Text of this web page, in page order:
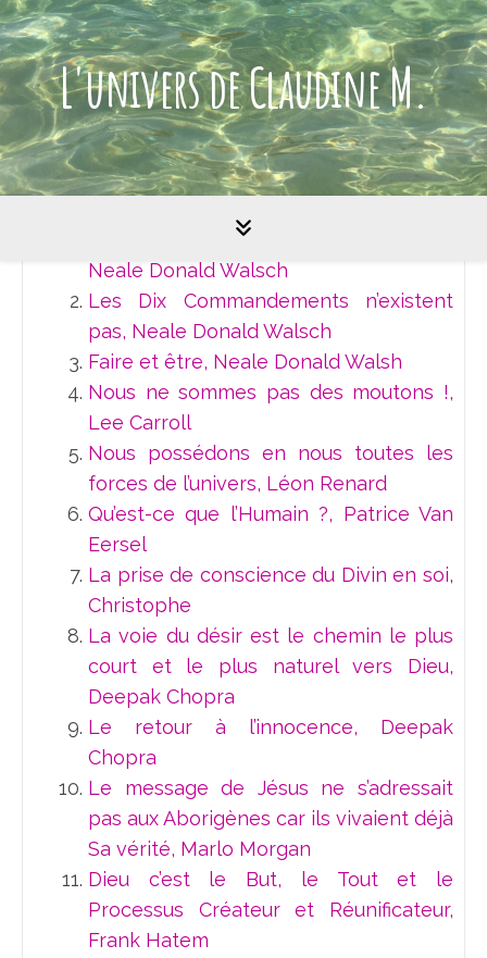
L'univers de Claudine M.
SPIRITUALITÉ - TEXTES CHOISIS
Dieu
Nous sommes un fragment de Dieu,
Neale Donald Walsch
Les Dix Commandements n’existent
pas, Neale Donald Walsch
Faire et être, Neale Donald Walsh
Nous ne sommes pas des moutons !,
Lee Carroll
Nous possédons en nous toutes les
forces de l’univers, Léon Renard
Qu’est-ce que l’Humain ?, Patrice Van
Eersel
La prise de conscience du Divin en soi,
Christophe
La voie du désir est le chemin le plus
court et le plus naturel vers Dieu,
Deepak Chopra
Le retour à l’innocence, Deepak
Chopra
Le message de Jésus ne s’adressait
pas aux Aborigènes car ils vivaient déjà
Sa vérité, Marlo Morgan
Dieu c’est le But, le Tout et le
Processus Créateur et Réunificateur,
Frank Hatem